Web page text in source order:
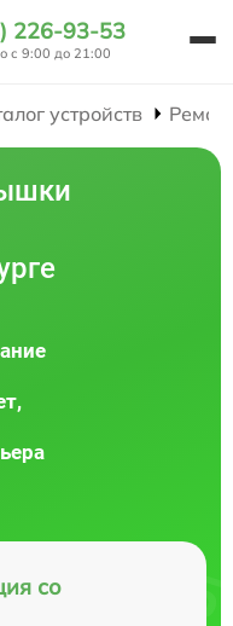
226-93-53
с 9:00 до 21:00
устройств
со